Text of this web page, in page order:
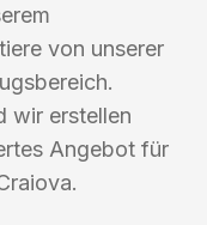
von unserer
wir erstellen
Angebot für